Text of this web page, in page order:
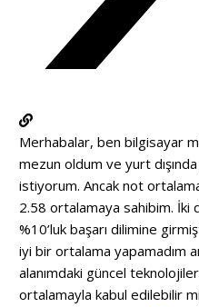
Merhabalar, ben bilgisayar
mezun oldum ve yurt
istiyorum. Ancak not
2.58 ortalamaya sahibim.
%10’luk başarı dilimine
iyi bir ortalama yapamadım
alanımdaki güncel
ortalamayla kabul edilebilir